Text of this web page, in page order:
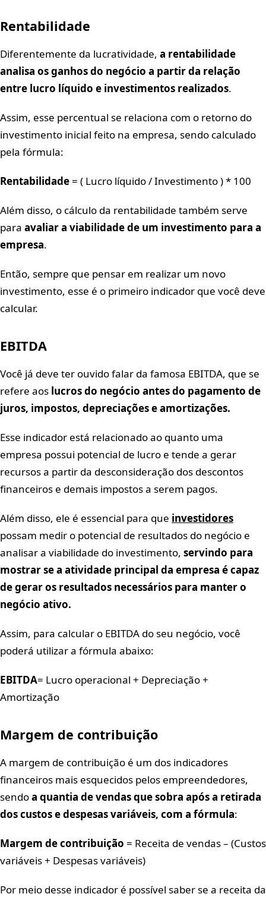
Rentabilidade
Diferentemente da lucratividade, a rentabilidade
analisa os ganhos do negócio a partir da relação
entre lucro líquido e investimentos realizados.
Assim, esse percentual se relaciona com o retorno do
investimento inicial feito na empresa, sendo calculado
pela fórmula:
Rentabilidade = ( Lucro líquido / Investimento ) * 100
Além disso, o cálculo da rentabilidade também serve
para avaliar a viabilidade de um investimento para a
empresa.
Então, sempre que pensar em realizar um novo
investimento, esse é o primeiro indicador que você deve
calcular.
EBITDA
Você já deve ter ouvido falar da famosa EBITDA, que se
refere aos lucros do negócio antes do pagamento de
juros, impostos, depreciações e amortizações.
Esse indicador está relacionado ao quanto uma
empresa possui potencial de lucro e tende a gerar
recursos a partir da desconsideração dos descontos
financeiros e demais impostos a serem pagos.
Além disso, ele é essencial para que investidores
possam medir o potencial de resultados do negócio e
analisar a viabilidade do investimento, servindo para
mostrar se a atividade principal da empresa é capaz
de gerar os resultados necessários para manter o
negócio ativo.
Assim, para calcular o EBITDA do seu negócio, você
poderá utilizar a fórmula abaixo:
EBITDA= Lucro operacional + Depreciação +
Amortização
Margem de contribuição
A margem de contribuição é um dos indicadores
financeiros mais esquecidos pelos empreendedores,
sendoa quantia de vendas que sobra após a retirada
dos custos e despesas variáveis, com a fórmula:
Margem de contribuição = Receita de vendas – (Custos
variáveis + Despesas variáveis)
Por meio desse indicador é possível saber se a receita da